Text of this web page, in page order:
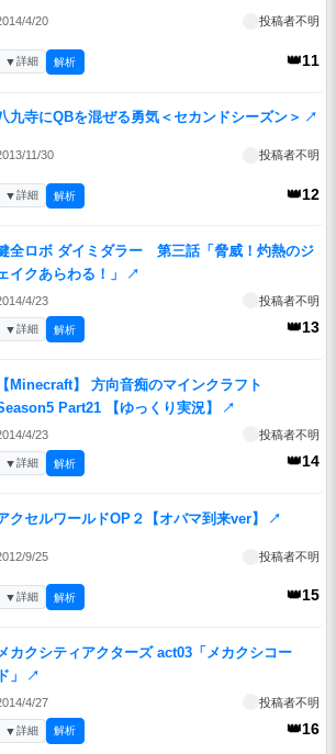
4/20 投稿者不明
👑11
▼詳細 解析
九寺にQBを混ぜる勇気＜セカンドシーズン＞ ↗
11/30 投稿者不明
👑12
▼詳細 解析
全ロボ ダイミダラー 第三話「脅威！灼熱のジ
イクあらわる！」
↗
4/23 投稿者不明
👑13
▼詳細 解析
【Minecraft】 方向音痴のマインクラフト
Part21 【ゆっくり実況】
↗
4/23 投稿者不明
👑14
▼詳細 解析
クセルワールドOP２【オバマ到来ver】 ↗
9/25 投稿者不明
👑15
▼詳細 解析
カクシティアクターズ act03「メカクシコー
ド」
↗
4/27 投稿者不明
👑16
▼詳細 解析